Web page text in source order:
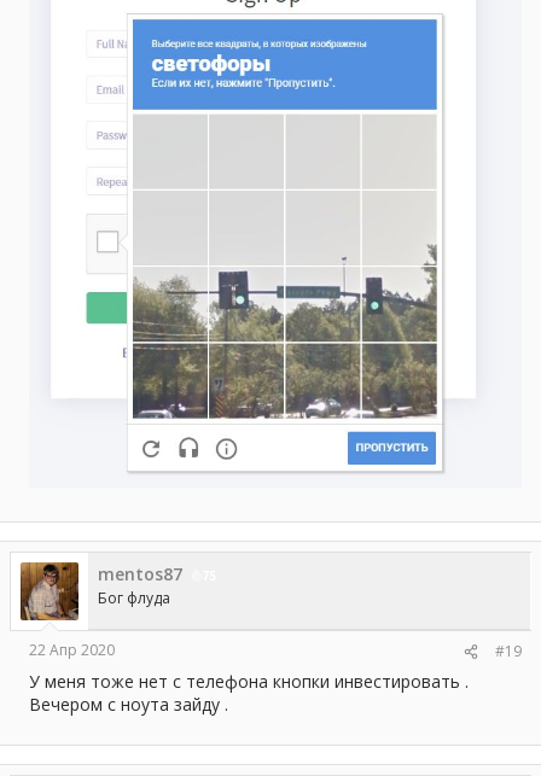
mentos87
Бог флуда
22 Апр 2020 #19
У меня тоже нет с телефона кнопки инвестировать .
Вечером с ноута зайду .